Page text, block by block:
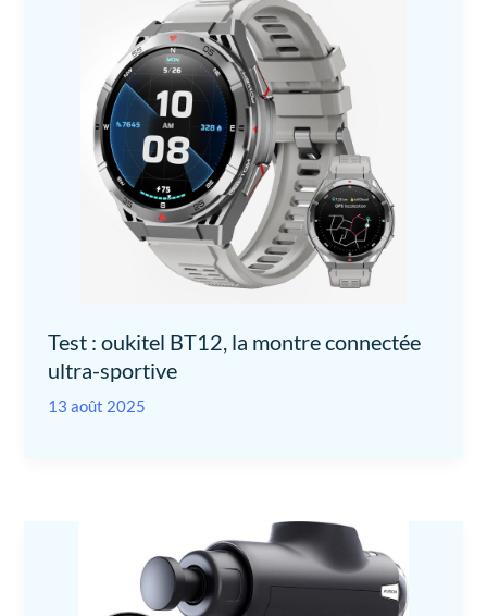
Test : oukitel BT12, la montre connectée
ultra-sportive
13 août 2025